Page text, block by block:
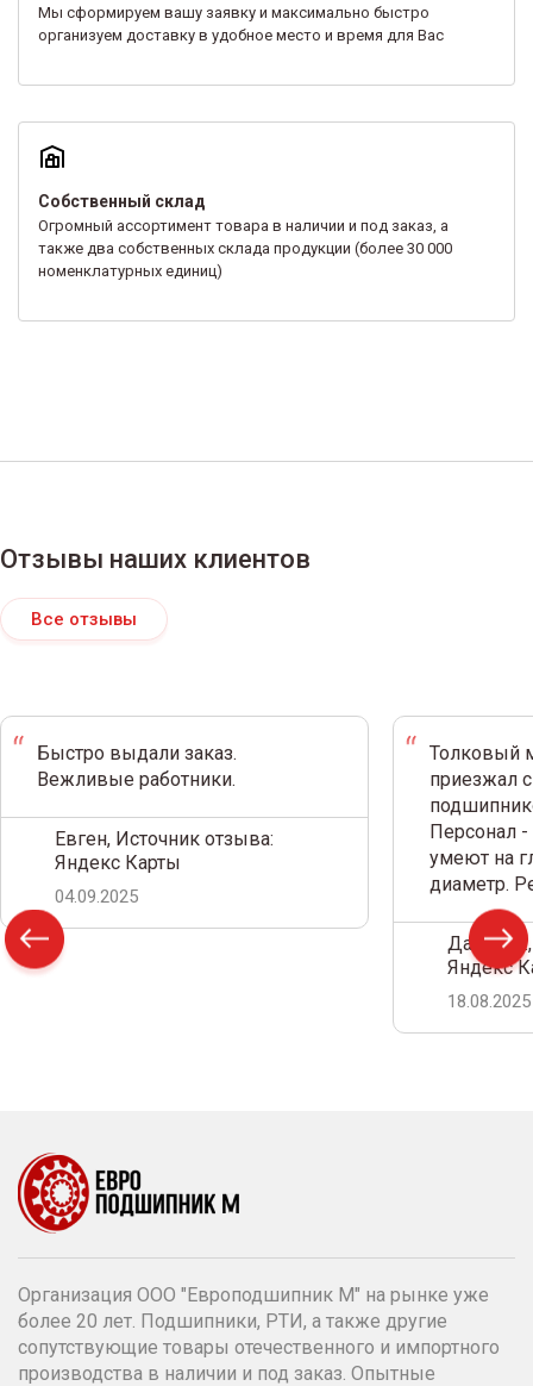
Мы сформируем вашу заявку и максимально быстро
организуем доставку в удобное место и время для Вас
Собственный склад
Огромный ассортимент товара в наличии и под заказ, а
также два собственных склада продукции (более 30 000
номенклатурных единиц)
Отзывы наших клиентов
Все отзывы
Быстро выдали заказ.
Вежливые работники.
Евген, Источник отзыва:
Яндекс Карты
04.09.2025
Толковый
приезжал
Персонал
умеют на
диаметр.
Дамир
Яндекс
18.08.2025
Организация ООО "Европодшипник М" на рынке уже
более 20 лет. Подшипники, РТИ, а также другие
сопутствующие товары отечественного и импортного
производства в наличии и под заказ. Опытные